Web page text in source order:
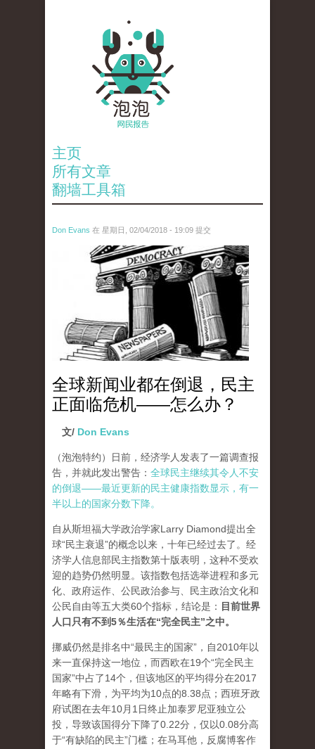
主页
所有文章
翻墙工具箱
Don Evans 在 星期日, 02/04/2018 - 19:09 提交
wechatimg1287.jpeg
全球新闻业都在倒退，民主
正面临危机——怎么办？
文/ Don Evans
（泡泡特约）
日前，经济学人发表了一篇调查报
告，并就此发出警告： 全球民主继续其令人不安
的倒退——最近更新的民主健康指数显示，有一
半以上的国家分数下降。
自从斯坦福大学政治学家Larry Diamond提出全
球“民主衰退”的概念以来，十年已经过去了。经
济学人信息部民主指数第十版表明，这种不受欢
迎的趋势仍然明显。该指数包括选举进程和多元
化、政府运作、公民政治参与、民主政治文化和
公民自由等五大类60个指标，结论是： 目前世界
人口只有不到5％生活在“完全民主”之中。
挪威仍然是排名中“最民主的国家”，自2010年以
来一直保持这一地位，而西欧在19个“完全民主
国家”中占了14个，但该地区的平均得分在2017
年略有下滑，为平均为10点的8.38点；西班牙政
府试图在去年10月1日终止加泰罗尼亚独立公
投，导致该国得分下降了0.22分，仅以0.08分高
于“有缺陷的民主”门槛；在马耳他，反腐博客作